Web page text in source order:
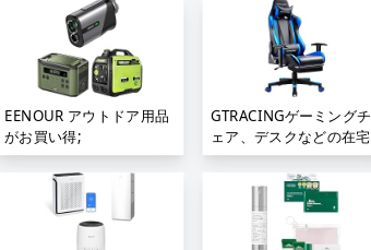
EENOUR アウトドア用品
がお買い得;
GTRACINGゲーミングチ
ェア、デスクなどの在宅
ワーク用品がお買い得;